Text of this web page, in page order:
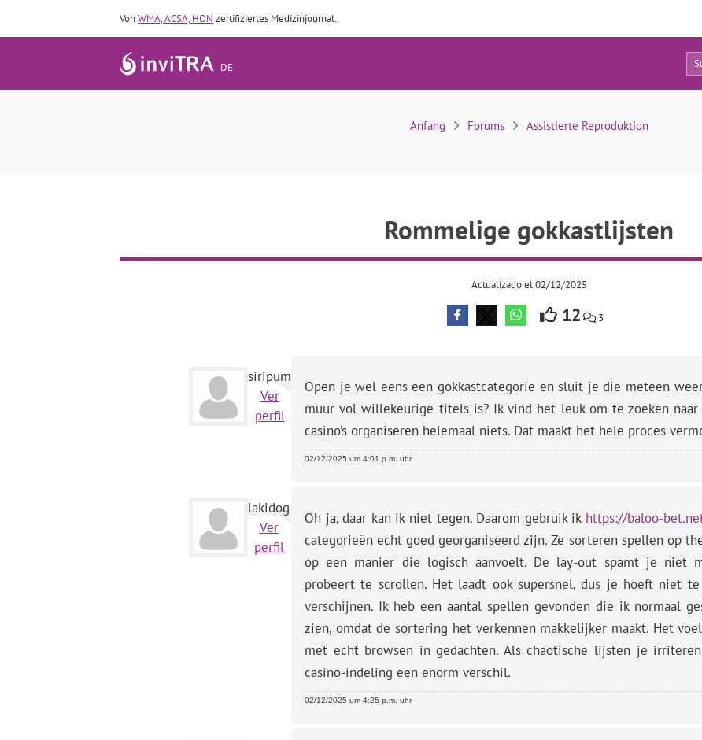
VonWMA, ACSA, HON zertifiziertes Medizinjournal.
DE
Rommelige gokkastlijsten
9
Anfang Forums Assistierte Reproduktion
Rommelige gokkastlijsten
Actualizado el 02/12/2025
12 3
siripum
Ver
perfil
Open je wel eens een gokkastcategorie en sluit je die meteen
muur vol willekeurige titels is? Ik vind het leuk om te zoeken naar
casino’s organiseren helemaal niets. Dat maakt het hele proces
02/12/2025 um 4:01 p.m. uhr
lakidog
Ver
perfil
Oh ja, daar kan ik niet tegen. Daarom gebruik ik https://baloo-
categorieën echt goed georganiseerd zijn. Ze sorteren spellen op
op een manier die logisch aanvoelt. De lay-out spamt je niet
probeert te scrollen. Het laadt ook supersnel, dus je hoeft niet
verschijnen. Ik heb een aantal spellen gevonden die ik normaal
zien, omdat de sortering het verkennen makkelijker maakt. Het
met echt browsen in gedachten. Als chaotische lijsten je
casino-indeling een enorm verschil.
02/12/2025 um 4:25 p.m. uhr